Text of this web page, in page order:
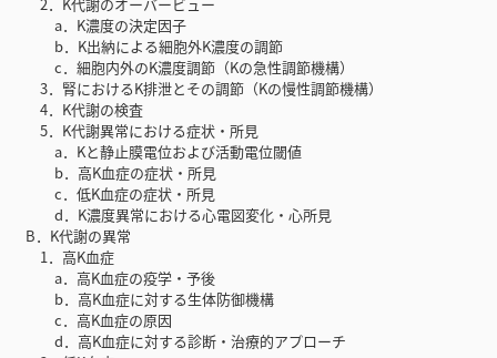
a．K濃度の決定因子
b．K出納による細胞外K濃度の調節
c．細胞内外のK濃度調節（Kの急性調節機構）
3．腎におけるK排泄とその調節（Kの慢性調節機構）
4．K代謝の検査
5．K代謝異常における症状・所見
a．Kと静止膜電位および活動電位閾値
b．高K血症の症状・所見
c．低K血症の症状・所見
d．K濃度異常における心電図変化・心所見
B．K代謝の異常
1．高K血症
a．高K血症の疫学・予後
b．高K血症に対する生体防御機構
c．高K血症の原因
d．高K血症に対する診断・治療的アプローチ